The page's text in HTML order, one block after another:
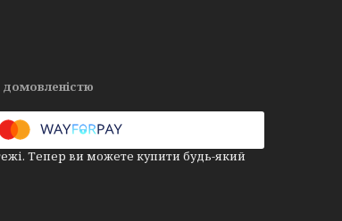
домовленістю
Тепер ви можете купити будь-який